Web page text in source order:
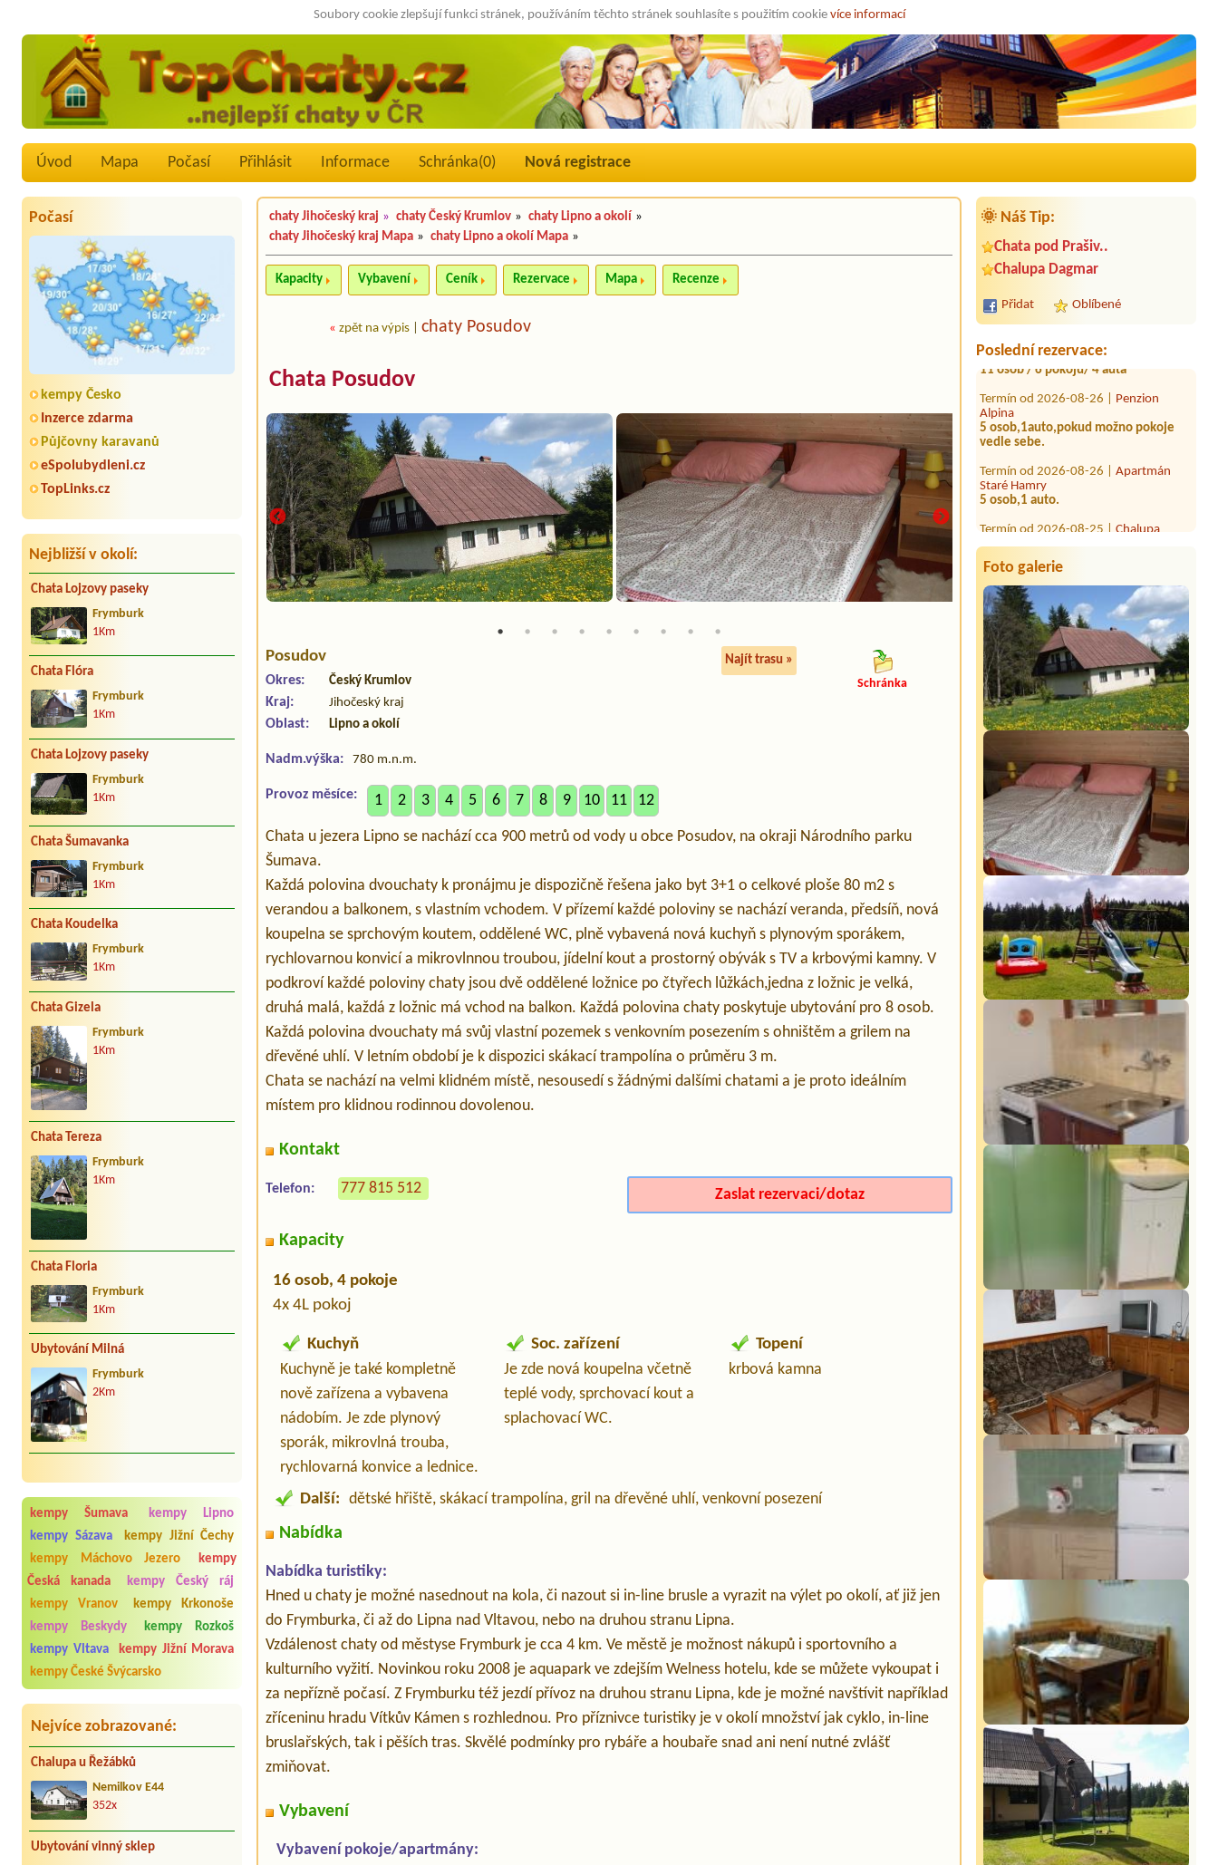
Soubory cookie zlepšují funkci stránek, používáním těchto stránek souhlasíte s použitím cookie více informací
Úvod Mapa Počasí Přihlásit Informace Schránka(0) Nová registrace
Počasí
kempy Česko
Inzerce zdarma
Půjčovny karavanů
eSpolubydleni.cz
TopLinks.cz
Nejbližší v okolí:
Chata Lojzovy paseky
Frymburk
1Km
Chata Flóra
Frymburk
1Km
Chata Lojzovy paseky
Frymburk
1Km
Chata Šumavanka
Frymburk
1Km
Chata Koudelka
Frymburk
1Km
Chata Gizela
Frymburk
1Km
Chata Tereza
Frymburk
1Km
Chata Floria
Frymburk
1Km
Ubytování Milná
Frymburk
2Km
kempy Šumava
kempy Lipno
kempy Sázava
kempy Jižní Čechy
kempy Máchovo Jezero
kempy
Česká kanada
kempy Český ráj
kempy Vranov
kempy Krkonoše
kempy Beskydy
kempy Rozkoš
kempy Vltava
kempy Jižní Morava
kempy České Švýcarsko
Nejvíce zobrazované:
Chalupa u Řežábků
Nemilkov E44
352x
Ubytování vinný sklep
🌞 Náš Tip:
Chata pod Prašiv..
Chalupa Dagmar
Přidat Oblíbené
Poslední rezervace:
Staré Hamry
Termín od 2026-08-27 |
Termín od 2026-09-25 |
11 osob / 6 pokojů/ 4 auta
Termín od 2026-08-26 |Penzion
Alpina
5 osob,1auto,pokud možno pokoje
vedle sebe.
Termín od 2026-08-26 |
Staré Hamry
5 osob,1 auto.
Termín od 2026-08-25 |
Borůvka
Ubytování pro 5 osob,1 auto.
Foto galerie
chaty Jihočeský kraj » chaty Český Krumlov » chaty Lipno a okolí »
chaty Jihočeský kraj Mapa » chaty Lipno a okolí Mapa »
Kapacity Vybavení Ceník Rezervace Mapa Recenze
«zpět na výpis |chaty Posudov
Chata Posudov
Posudov Najít trasu »
Okres: Český Krumlov
Kraj: Jihočeský kraj
Oblast: Lipno a okolí
Nadm.výška: 780 m.n.m.
Schránka
Provoz měsíce: 1 2 3 4 5 6 7 8 9 10 11 12
Chata u jezera Lipno se nachází cca 900 metrů od vody u obce Posudov, na okraji Národního parku
Šumava.
Každá polovina dvouchaty k pronájmu je dispozičně řešena jako byt 3+1 o celkové ploše 80 m2 s
verandou a balkonem, s vlastním vchodem. V přízemí každé poloviny se nachází veranda, předsíň, nová
koupelna se sprchovým koutem, oddělené WC, plně vybavená nová kuchyň s plynovým sporákem,
rychlovarnou konvicí a mikrovlnnou troubou, jídelní kout a prostorný obývák s TV a krbovými kamny. V
podkroví každé poloviny chaty jsou dvě oddělené ložnice po čtyřech lůžkách,jedna z ložnic je velká,
druhá malá, každá z ložnic má vchod na balkon. Každá polovina chaty poskytuje ubytování pro 8 osob.
Každá polovina dvouchaty má svůj vlastní pozemek s venkovním posezením s ohništěm a grilem na
dřevěné uhlí. V letním období je k dispozici skákací trampolína o průměru 3 m.
Chata se nachází na velmi klidném místě, nesousedí s žádnými dalšími chatami a je proto ideálním
místem pro klidnou rodinnou dovolenou.
Kontakt
Telefon: 777 815 512 Zaslat rezervaci/dotaz
Kapacity
16 osob, 4 pokoje
4x 4L pokoj
Kuchyň
Kuchyně je také kompletně
nově zařízena a vybavena
nádobím. Je zde plynový
sporák, mikrovlná trouba,
rychlovarná konvice a lednice.
Soc. zařízení
Je zde nová koupelna včetně
teplé vody, sprchovací kout a
splachovací WC.
Topení
krbová kamna
Další: dětské hřiště, skákací trampolína, gril na dřevěné uhlí, venkovní posezení
Nabídka
Nabídka turistiky:
Hned u chaty je možné nasednout na kola, či nazout si in-line brusle a vyrazit na výlet po okolí, ať již jen
do Frymburka, či až do Lipna nad Vltavou, nebo na druhou stranu Lipna.
Vzdálenost chaty od městyse Frymburk je cca 4 km. Ve městě je možnost nákupů i sportovního a
kulturního vyžití. Novinkou roku 2008 je aquapark ve zdejším Welness hotelu, kde se můžete vykoupat i
za nepřízně počasí. Z Frymburku též jezdí přívoz na druhou stranu Lipna, kde je možné navštívit například
zříceninu hradu Vítkův Kámen s rozhlednou. Pro příznivce turistiky je v okolí množství jak cyklo, in-line
bruslařských, tak i pěších tras. Skvělé podmínky pro rybáře a houbaře snad ani není nutné zvlášť
zmiňovat.
Vybavení
Vybavení pokoje/apartmány: